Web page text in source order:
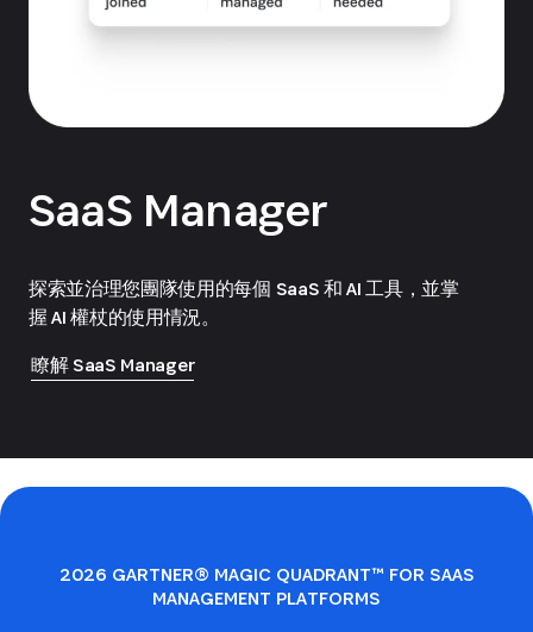
SaaS Manager
探索並治理您團隊使用的每個 SaaS 和 AI 工具，並掌
握 AI 權杖的使用情況。
瞭解 SaaS Manager
2026 GARTNER® MAGIC QUADRANT™ FOR SAAS
MANAGEMENT PLATFORMS